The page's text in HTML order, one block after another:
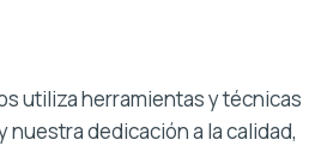
utiliza herramientas y técnicas
dedicación a la calidad,